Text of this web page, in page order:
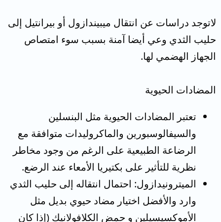
لاتوجد دراسات عن انتقال ميبيندازول أو بيرانتيل إلى
حليب الثدي وعي أيضا آمنة بسبب سوء امتصاص
الجهاز الهضمي لها.
المضادات الحيوية
تعتبر المضادات الحيوية مثل البنسلين
والسيفالوسبورين والماكروليدات متوافقة مع
الرضاعة الطبيعية على الرغم من وجود مخاطر
نظرية للتأثير على بكتيريا الأمعاء عند الرضع.
الميترونيدازول: احتمال انتقاله إلى حليب الثدي
وارد والأفضل اختيار مضاد حيوي بديل مثل
الأموكسيسيلين و حمض الكلافولانيك (إذا كان